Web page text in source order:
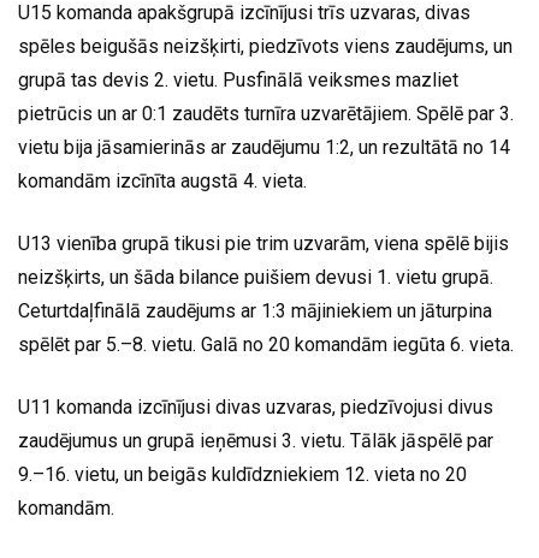
U15 komanda apakšgrupā izcīnījusi trīs uzvaras, divas
spēles beigušās neizšķirti, piedzīvots viens zaudējums, un
grupā tas devis 2. vietu. Pusfinālā veiksmes mazliet
pietrūcis un ar 0:1 zaudēts turnīra uzvarētājiem. Spēlē par 3.
vietu bija jāsamierinās ar zaudējumu 1:2, un rezultātā no 14
komandām izcīnīta augstā 4. vieta.
U13 vienība grupā tikusi pie trim uzvarām, viena spēlē bijis
neizšķirts, un šāda bilance puišiem devusi 1. vietu grupā.
Ceturtdaļfinālā zaudējums ar 1:3 mājiniekiem un jāturpina
spēlēt par 5.–8. vietu. Galā no 20 komandām iegūta 6. vieta.
U11 komanda izcīnījusi divas uzvaras, piedzīvojusi divus
zaudējumus un grupā ieņēmusi 3. vietu. Tālāk jāspēlē par
9.–16. vietu, un beigās kuldīdzniekiem 12. vieta no 20
komandām.